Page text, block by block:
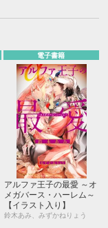
電子書籍
アルファ王子の最愛 ～オ
メガバース・ハーレム～
【イラスト入り】
鈴木あみ、みずかねりょう